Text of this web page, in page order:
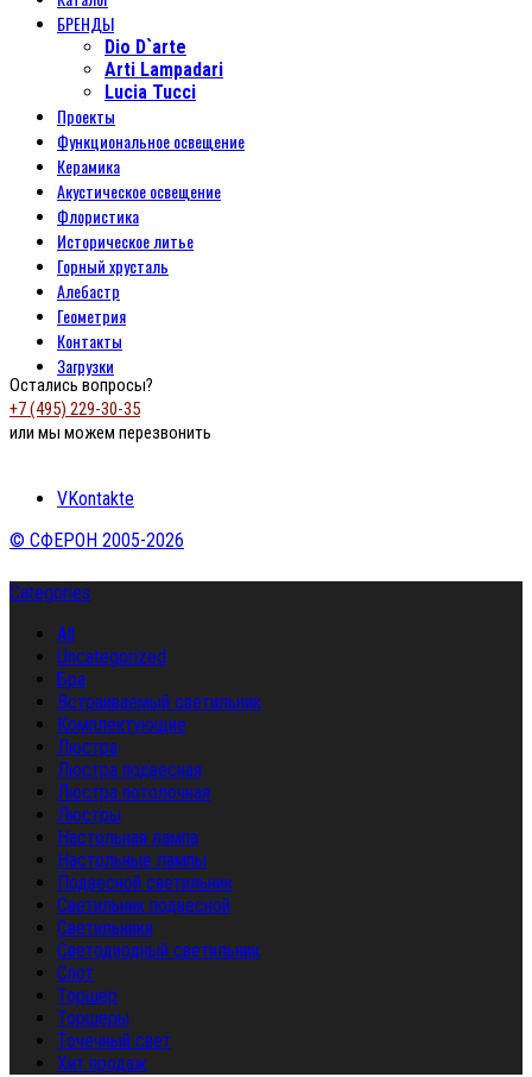
БРЕНДЫ
Dio D`arte
Arti Lampadari
Lucia Tucci
Проекты
Функциональное освещение
Керамика
Акустическое освещение
Флористика
Историческое литье
Горный хрусталь
Алебастр
Геометрия
Контакты
Загрузки
Остались вопросы?
+7 (495) 229-30-35
или мы можем перезвонить
VKontakte
© СФЕРОН 2005-2026
Categories
All
Uncategorized
Бра
Встраиваемый светильник
Комплектующие
Люстра
Люстра подвесная
Люстра потолочная
Люстры
Настольная лампа
Настольные лампы
Подвесной светильник
Светильник подвесной
Светильники
Светодиодный светильник
Спот
Торшер
Торшеры
Точечный свет
Хит продаж